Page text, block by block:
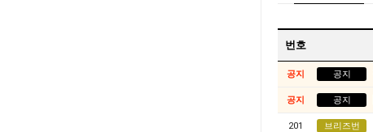
번호
공지 공지
공지 공지
201 브리즈번